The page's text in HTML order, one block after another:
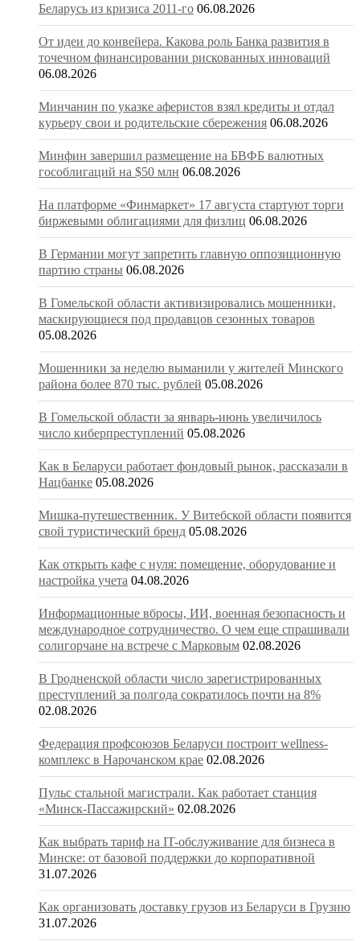
Беларусь из кризиса 2011-го 06.08.2026
От идеи до конвейера. Какова роль Банка развития в
точечном финансировании рискованных инноваций
06.08.2026
Минчанин по указке аферистов взял кредиты и отдал
курьеру свои и родительские сбережения 06.08.2026
Минфин завершил размещение на БВФБ валютных
гособлигаций на $50 млн 06.08.2026
На платформе «Финмаркет» 17 августа стартуют торги
биржевыми облигациями для физлиц 06.08.2026
В Германии могут запретить главную оппозиционную
партию страны 06.08.2026
В Гомельской области активизировались мошенники,
маскирующиеся под продавцов сезонных товаров
05.08.2026
Мошенники за неделю выманили у жителей Минского
района более 870 тыс. рублей 05.08.2026
В Гомельской области за январь-июнь увеличилось
число киберпреступлений 05.08.2026
Как в Беларуси работает фондовый рынок, рассказали в
Нацбанке 05.08.2026
Мишка-путешественник. У Витебской области появится
свой туристический бренд 05.08.2026
Как открыть кафе с нуля: помещение, оборудование и
настройка учета 04.08.2026
Информационные вбросы, ИИ, военная безопасность и
международное сотрудничество. О чем еще спрашивали
солигорчане на встрече с Марковым 02.08.2026
В Гродненской области число зарегистрированных
преступлений за полгода сократилось почти на 8%
02.08.2026
Федерация профсоюзов Беларуси построит wellness-
комплекс в Нарочанском крае 02.08.2026
Пульс стальной магистрали. Как работает станция
«Минск-Пассажирский» 02.08.2026
Как выбрать тариф на IT-обслуживание для бизнеса в
Минске: от базовой поддержки до корпоративной
31.07.2026
Как организовать доставку грузов из Беларуси в Грузию
31.07.2026